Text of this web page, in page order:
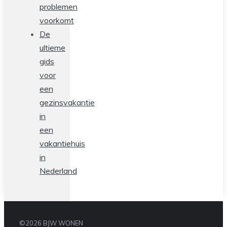
problemen
voorkomt
De
ultieme
gids
voor
een
gezinsvakantie
in
een
vakantiehuis
in
Nederland
©2026 BJW WONEN